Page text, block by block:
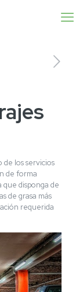
de los servicios
de forma
que disponga de
de grasa más
requerida